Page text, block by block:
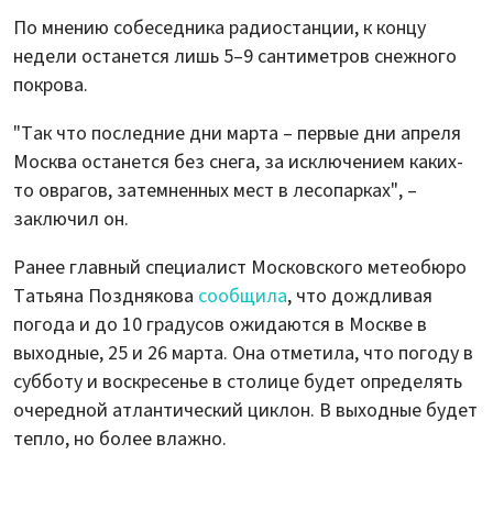
По мнению собеседника радиостанции, к концу
недели останется лишь 5–9 сантиметров снежного
покрова.
"Так что последние дни марта – первые дни апреля
Москва останется без снега, за исключением каких-
то оврагов, затемненных мест в лесопарках", –
заключил он.
Ранее главный специалист Московского метеобюро
Татьяна Позднякова сообщила, что дождливая
погода и до 10 градусов ожидаются в Москве в
выходные, 25 и 26 марта. Она отметила, что погоду в
субботу и воскресенье в столице будет определять
очередной атлантический циклон. В выходные будет
тепло, но более влажно.